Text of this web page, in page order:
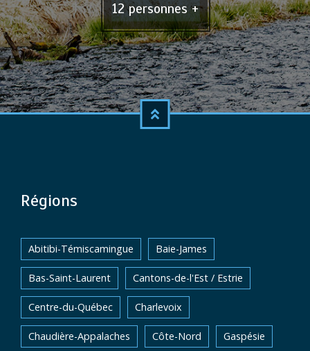
12 personnes +
Régions
Abitibi-Témiscamingue Baie-James
Bas-Saint-Laurent Cantons-de-l'Est / Estrie
Centre-du-Québec Charlevoix
Chaudière-Appalaches Côte-Nord Gaspésie